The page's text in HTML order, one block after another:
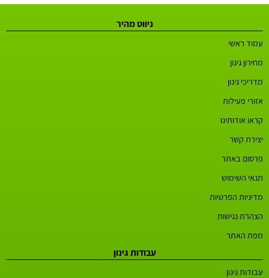
ניווט מהיר
עמוד ראשי
מחירון גינון
מדריכי גינון
אזורי פעילות
קראו אודותינו
יצירת קשר
פרסום באתר
תנאי השימוש
מדיניות הפרטיות
הצהרת נגישות
מפת האתר
עבודות גינון
עבודות גינון